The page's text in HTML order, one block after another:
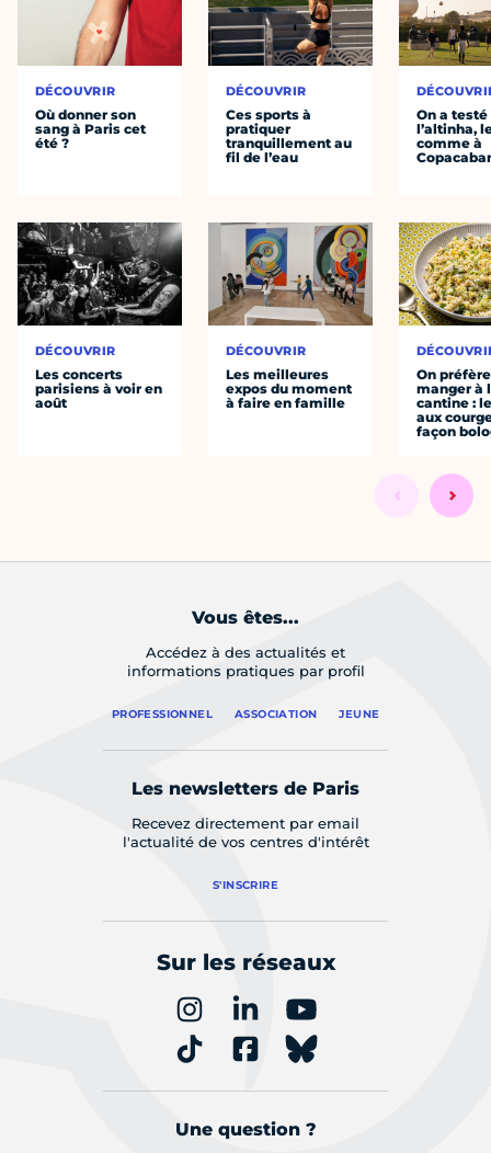
DÉCOUVRIR
Où donner son
sang à Paris cet
été ?
DÉCOUVRIR
Les concerts
parisiens à voir en
août
DÉCOUVRIR
Ces sports à
pratiquer
tranquillement au
fil de l’eau
DÉCOUVRIR
Les meilleures
expos du moment
à faire en famille
On a testé
l’altinha,
comme à
On préfère
manger à
cantine :
aux
façon
Vous êtes...
Accédez à des actualités et
informations pratiques par profil
PROFESSIONNEL ASSOCIATION JEUNE
Les newsletters de Paris
Recevez directement par email
l'actualité de vos centres d'intérêt
S'INSCRIRE
Sur les réseaux
Une question ?